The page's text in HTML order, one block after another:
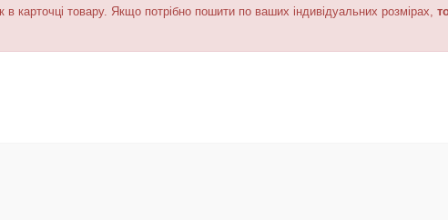
в карточці товару. Якщо потрібно пошити по ваших індивідуальних розмірах,